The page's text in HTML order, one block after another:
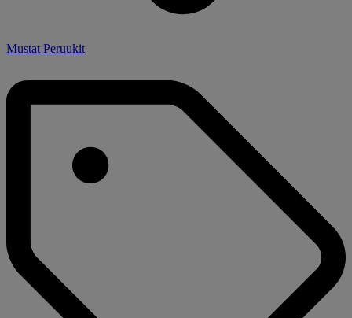
Mustat Peruukit